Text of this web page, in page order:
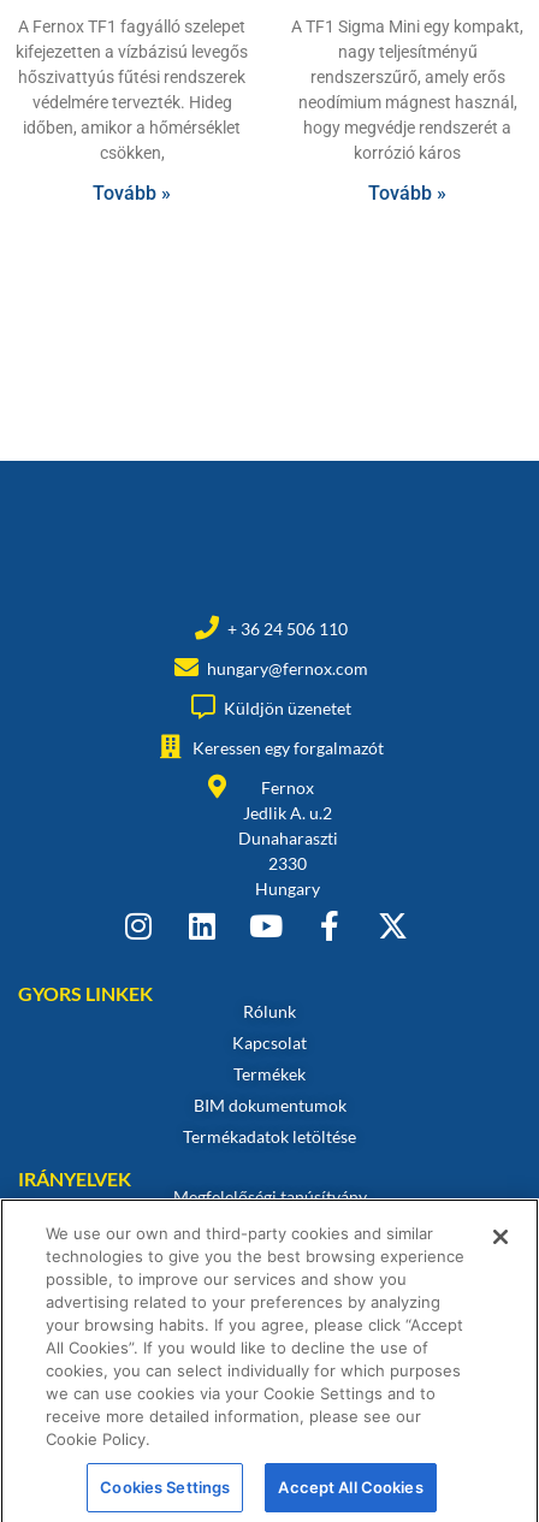
A Fernox TF1 fagyálló szelepet
kifejezetten a vízbázisú levegős
hőszivattyús fűtési rendszerek
védelmére tervezték. Hideg
időben, amikor a hőmérséklet
csökken,
Tovább »
A TF1 Sigma Mini egy kompakt,
nagy teljesítményű
rendszerszűrő, amely erős
neodímium mágnest használ,
hogy megvédje rendszerét a
korrózió káros
Tovább »
+ 36 24 506 110
hungary@fernox.com
Küldjön üzenetet
Keressen egy forgalmazót
Fernox
Jedlik A. u.2
Dunaharaszti
2330
Hungary
GYORS LINKEK
Rólunk
Kapcsolat
Termékek
BIM dokumentumok
Termékadatok letöltése
IRÁNYELVEK
Megfelelőségi tanúsítvány
Sütikre vonatkozó szabályzat
Jogi nyilatkozat
Adatvédelmi irányelvek
Értékesítési feltételek
Garanciális nyilatkozat
Reserved.
We use our own and third-party cookies and similar
technologies to give you the best browsing experience
possible, to improve our services and show you
advertising related to your preferences by analyzing
your browsing habits. If you agree, please click “Accept
All Cookies”. If you would like to decline the use of
cookies, you can select individually for which purposes
we can use cookies via your Cookie Settings and to
receive more detailed information, please see our
Cookie Policy.
Cookies Settings Accept All Cookies